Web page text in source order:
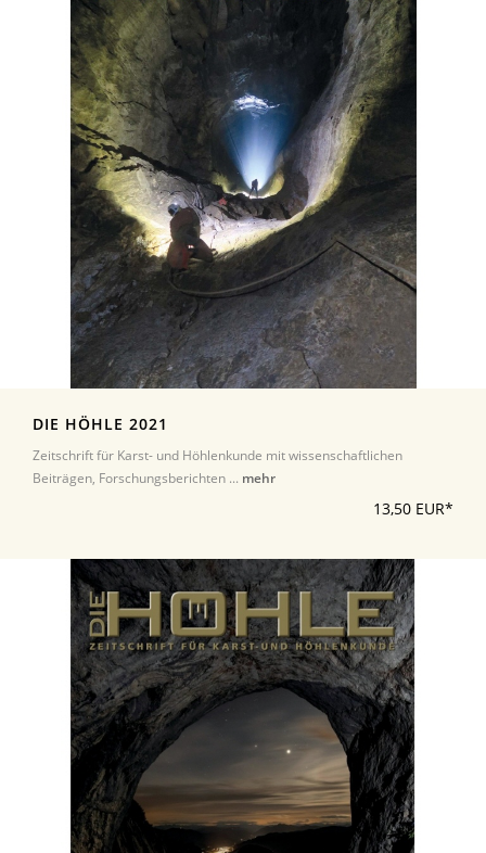
DIE HÖHLE 2021
Zeitschrift für Karst- und Höhlenkunde mit wissenschaftlichen
Beiträgen, Forschungsberichten ... mehr
13,50 EUR*